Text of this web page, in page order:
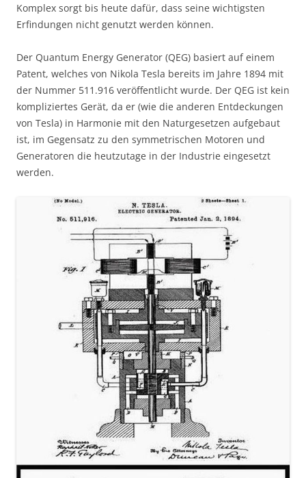
Komplex sorgt bis heute dafür, dass seine wichtigsten
Erfindungen nicht genutzt werden können.
Der Quantum Energy Generator (QEG) basiert auf einem
Patent, welches von Nikola Tesla bereits im Jahre 1894 mit
der Nummer 511.916 veröffentlicht wurde. Der QEG ist kein
kompliziertes Gerät, da er (wie die anderen Entdeckungen
von Tesla) in Harmonie mit den Naturgesetzen aufgebaut
ist, im Gegensatz zu den symmetrischen Motoren und
Generatoren die heutzutage in der Industrie eingesetzt
werden.